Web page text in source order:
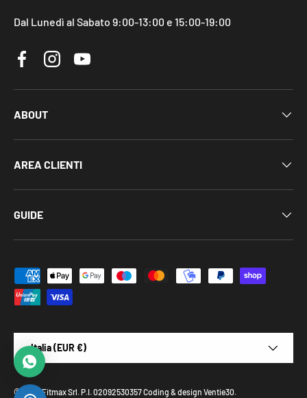
Dal Lunedì al Sabato 9:00-13:00 e 15:00-19:00
FacebookInstagramYouTube
ABOUT
AREA CLIENTI
GUIDE
Metodi di pagamento accettati
Italia (EUR €)
© 2026Fitmax Srl P.I. 02092530357Coding & design Ventie30